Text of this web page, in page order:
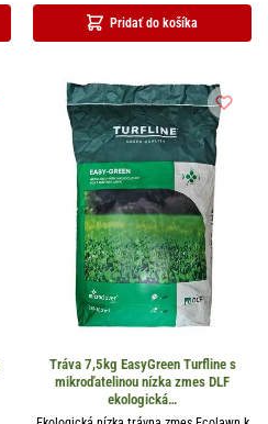
Pridať do košíka
Tráva 7,5kg EasyGreen Turfline s
mikroďatelinou nízka zmes DLF
ekologická…